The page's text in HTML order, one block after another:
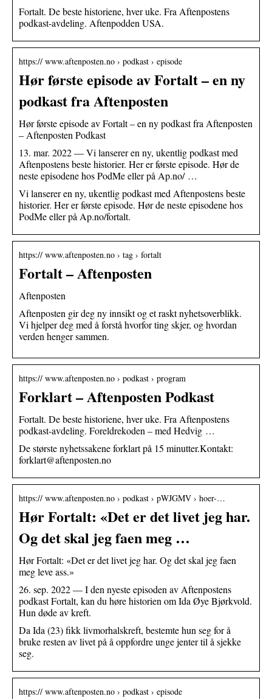
Fortalt. De beste historiene, hver uke. Fra Aftenpostens
podkast-avdeling. Aftenpodden USA.
https:// www.aftenposten.no › podkast › episode
Hør første episode av Fortalt – en ny
podkast fra Aftenposten
Hør første episode av Fortalt – en ny podkast fra Aftenposten
– Aftenposten Podkast
13. mar. 2022 — Vi lanserer en ny, ukentlig podkast med
Aftenpostens beste historier. Her er første episode. Hør de
neste episodene hos PodMe eller på Ap.no/ …
Vi lanserer en ny, ukentlig podkast med Aftenpostens beste
historier. Her er første episode. Hør de neste episodene hos
PodMe eller på Ap.no/fortalt.
https:// www.aftenposten.no › tag › fortalt
Fortalt – Aftenposten
Aftenposten
Aftenposten gir deg ny innsikt og et raskt nyhetsoverblikk.
Vi hjelper deg med å forstå hvorfor ting skjer, og hvordan
verden henger sammen.
https:// www.aftenposten.no › podkast › program
Forklart – Aftenposten Podkast
Fortalt. De beste historiene, hver uke. Fra Aftenpostens
podkast-avdeling. Foreldrekoden – med Hedvig …
De største nyhetssakene forklart på 15 minutter.Kontakt:
forklart@aftenposten.no
https:// www.aftenposten.no › podkast › pWJGMV › hoer-…
Hør Fortalt: «Det er det livet jeg har.
Og det skal jeg faen meg …
Hør Fortalt: «Det er det livet jeg har. Og det skal jeg faen
meg leve ass.»
26. sep. 2022 — I den nyeste episoden av Aftenpostens
podkast Fortalt, kan du høre historien om Ida Øye Bjørkvold.
Hun døde av kreft.
Da Ida (23) fikk livmorhalskreft, bestemte hun seg for å
bruke resten av livet på å oppfordre unge jenter til å sjekke
seg.
https:// www.aftenposten.no › podkast › episode